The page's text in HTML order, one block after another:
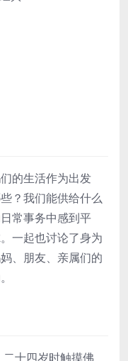
的生活作为出发
？我们能供给什么
常事务中感到平
一起也讨论了身为
、朋友、亲属们的
十四岁时触摸佛